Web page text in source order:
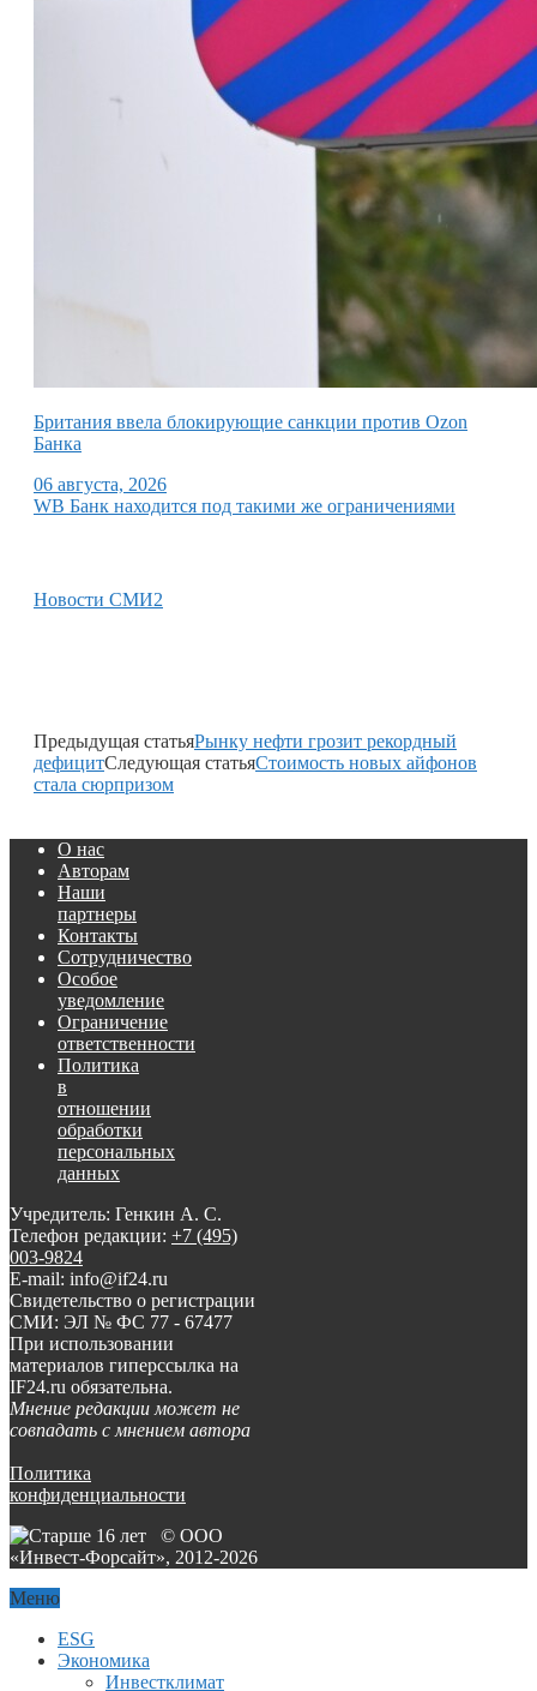
Британия ввела блокирующие санкции против Ozon
Банка
06 августа, 2026
WB Банк находится под такими же ограничениями
Новости СМИ2
Предыдущая статьяРынку нефти грозит рекордный
дефицитСледующая статьяСтоимость новых айфонов
стала сюрпризом
О нас
Авторам
Наши
партнеры
Контакты
Сотрудничество
Особое
уведомление
Ограничение
ответственности
Политика
в
отношении
обработки
персональных
данных
Учредитель: Генкин А. С.
Телефон редакции: +7 (495)
003-9824
E-mail: info@if24.ru
Свидетельство о регистрации
СМИ: ЭЛ № ФС 77 - 67477
При использовании
материалов гиперссылка на
IF24.ru обязательна.
Мнение редакции может не
совпадать с мнением автора
Политика
конфиденциальности
© ООО
«Инвест-Форсайт», 2012-2026
Меню
ESG
Экономика
Инвестклимат